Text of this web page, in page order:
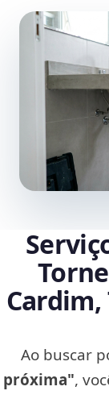
Cardim,
Ao buscar
próxima",